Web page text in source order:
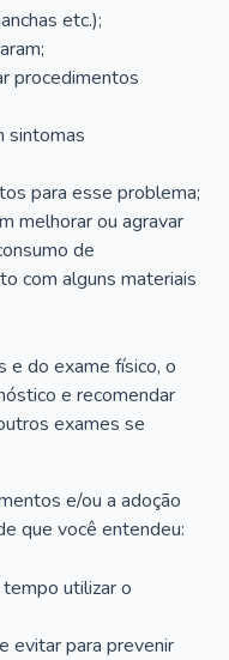
etc.);
procedimentos
sintomas
para esse problema;
melhorar ou agravar
de
com alguns materiais
e do exame físico, o
e recomendar
exames se
e/ou a adoção
que você entendeu:
utilizar o
evitar para prevenir